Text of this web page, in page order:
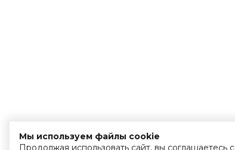
Мы используем файлы cookie
Продолжая использовать сайт, вы соглашаетесь с